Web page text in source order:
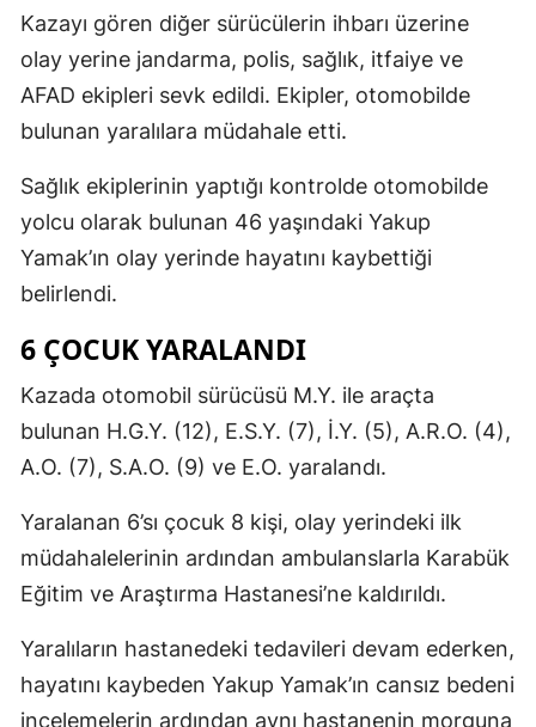
Kazayı gören diğer sürücülerin ihbarı üzerine
olay yerine jandarma, polis, sağlık, itfaiye ve
AFAD ekipleri sevk edildi. Ekipler, otomobilde
bulunan yaralılara müdahale etti.
Sağlık ekiplerinin yaptığı kontrolde otomobilde
yolcu olarak bulunan 46 yaşındaki Yakup
Yamak’ın olay yerinde hayatını kaybettiği
belirlendi.
6 ÇOCUK YARALANDI
Kazada otomobil sürücüsü M.Y. ile araçta
bulunan H.G.Y. (12), E.S.Y. (7), İ.Y. (5), A.R.O. (4),
A.O. (7), S.A.O. (9) ve E.O. yaralandı.
Yaralanan 6’sı çocuk 8 kişi, olay yerindeki ilk
müdahalelerinin ardından ambulanslarla Karabük
Eğitim ve Araştırma Hastanesi’ne kaldırıldı.
Yaralıların hastanedeki tedavileri devam ederken,
hayatını kaybeden Yakup Yamak’ın cansız bedeni
incelemelerin ardından aynı hastanenin morguna